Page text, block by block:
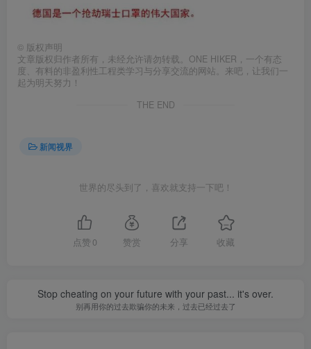
© 版权声明
文章版权归作者所有，未经允许请勿转载。ONE HIKER，一个有态
度、有料的非盈利性工程类学习与分享交流的网站。来吧，让我们一
起为明天努力！
THE END
新闻视界
世界的尽头到了，喜欢就支持一下吧！
点赞 0 赞赏 分享 收藏
Stop cheating on your future with your past... it's over.
别再用你的过去欺骗你的未来，过去已经过去了